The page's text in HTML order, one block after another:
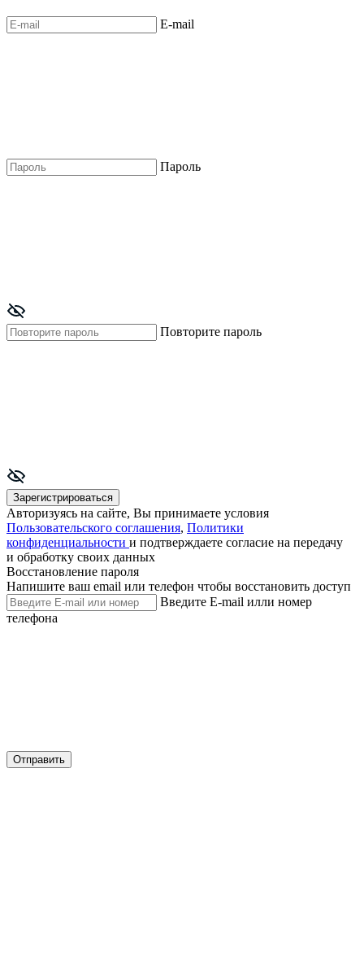
E-mail
Пароль
Повторите пароль
Зарегистрироваться
Авторизуясь на сайте, Вы принимаете условия
Пользовательского соглашения, Политики
конфиденциальности и подтверждаете согласие на передачу
и обработку своих данных
Восстановление пароля
Напишите ваш email или телефон чтобы восстановить доступ
Введите E-mail илли номер
телефона
Отправить